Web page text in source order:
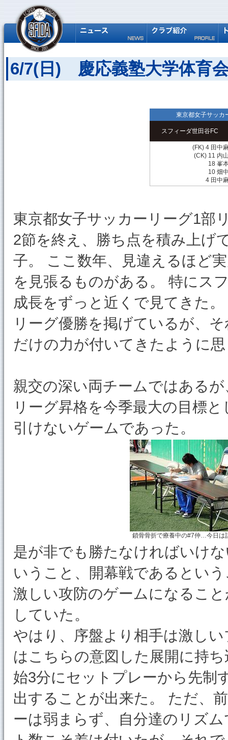
6/7(日) 慶応義塾大学体育
東京都女子サッカ
スフィーダ世田谷FC
(FK) 4 田中
(CK) 11 内
18 峯
10 畑
4 田中
東京都女子サッカーリーグ1部
2節を終え、勝ち点を積み上げ
子。 ここ数年、見違えるほど
を見張るものがある。 特にス
成長をずっと近くで見てきた
リーグ優勝を掲げているが、
だけの力が付いてきたように
親交の深い両チームではある
リーグ昇格を今季最大の目標
引けないゲームであった。
鎖骨骨折で療養中の#7仲…今日は
是が非でも勝たなければいけ
いうこと、開幕戦であるとい
激しい攻防のゲームになるこ
していた。
やはり、序盤より相手は激し
はこちらの意図した展開に持
始3分にセットプレーから先制
出することが出来た。 ただ、
ーは弱まらず、自分達のリズ